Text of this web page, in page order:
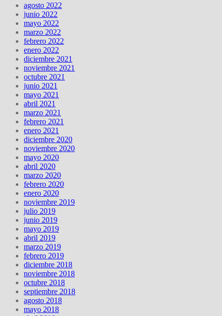
agosto 2022
junio 2022
mayo 2022
marzo 2022
febrero 2022
enero 2022
diciembre 2021
noviembre 2021
octubre 2021
junio 2021
mayo 2021
abril 2021
marzo 2021
febrero 2021
enero 2021
diciembre 2020
noviembre 2020
mayo 2020
abril 2020
marzo 2020
febrero 2020
enero 2020
noviembre 2019
julio 2019
junio 2019
mayo 2019
abril 2019
marzo 2019
febrero 2019
diciembre 2018
noviembre 2018
octubre 2018
septiembre 2018
agosto 2018
mayo 2018